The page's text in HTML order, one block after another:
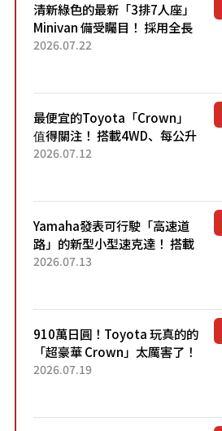
清新綠色的最新「3排7人座」
Minivan 備受矚目！ 採用全長
4.7公尺剛剛好的車身尺寸與
2026.07.22
最便宜的Toyota「Crown」
值得關注！ 搭載4WD、每公升
22.4公里低油耗表現超亮眼！
2026.07.12
Yamaha發表可行駛「高速道
路」的新型小型速克達！ 搭載
能享受超強勁「渦輪感」的動
2026.07.13
910萬日圓！Toyota 玩真的的
「超豪華 Crown」太厲害了！
採用由「匠人技藝」打造的
2026.07.19